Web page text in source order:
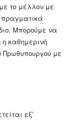
το μέλλον με
πραγματικά
Μπορούμε να
καθημερινή
Πρωθυπουργού με
εξ’